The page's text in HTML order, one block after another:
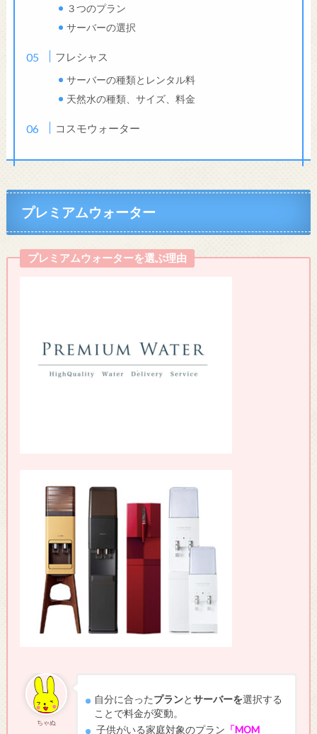
３つのプラン
サーバーの選択
フレシャス
サーバーの種類とレンタル料
天然水の種類、サイズ、料金
コスモウォーター
プレミアムウォーター
プレミアムウォーターを選ぶ理由
ちゃぬ
自分に合ったプランとサーバーを選択する
ことで料金が変動。
子供がいる家庭対象のプラン 「MOM